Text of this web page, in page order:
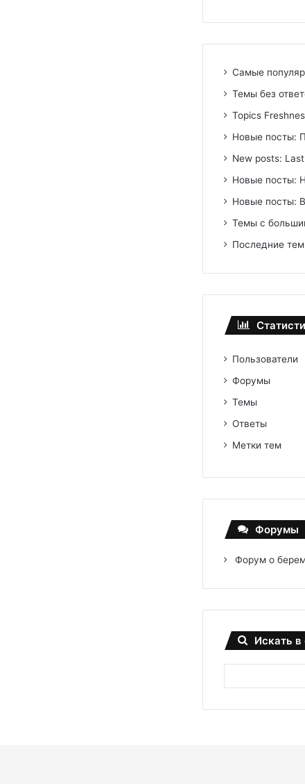
Самые
Темы без
Topics
Новые посты:
New posts:
Новые посты:
Новые посты:
Темы с
Последние
Пользователи
Форумы
Темы
Ответы
Метки тем
Форумы
Форум о
Искать